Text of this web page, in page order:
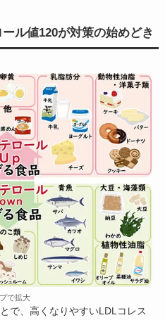
ル値120が対策の始めどき
で拡大
で、高くなりやすいLDLコレス